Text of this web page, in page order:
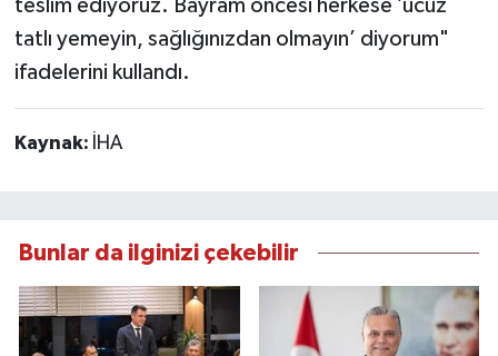
teslim ediyoruz. Bayram öncesi herkese ’ucuz
tatlı yemeyin, sağlığınızdan olmayın’ diyorum"
ifadelerini kullandı.
Kaynak: İHA
Bunlar da ilginizi çekebilir